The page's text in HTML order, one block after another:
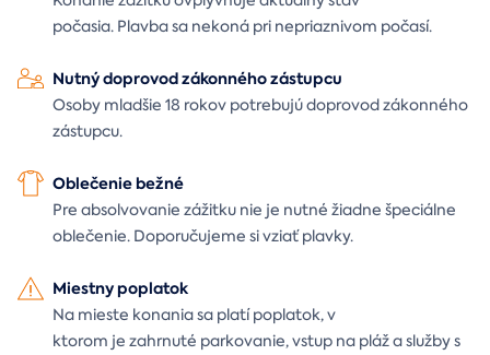
počasia. Plavba sa nekoná pri nepriaznivom počasí.
Nutný doprovod zákonného zástupcu
Osoby mladšie 18 rokov potrebujú doprovod zákonného
zástupcu.
Oblečenie bežné
Pre absolvovanie zážitku nie je nutné žiadne špeciálne
oblečenie. Doporučujeme si vziať plavky.
Miestny poplatok
Na mieste konania sa platí poplatok, v
ktorom je zahrnuté parkovanie, vstup na pláž a služby s